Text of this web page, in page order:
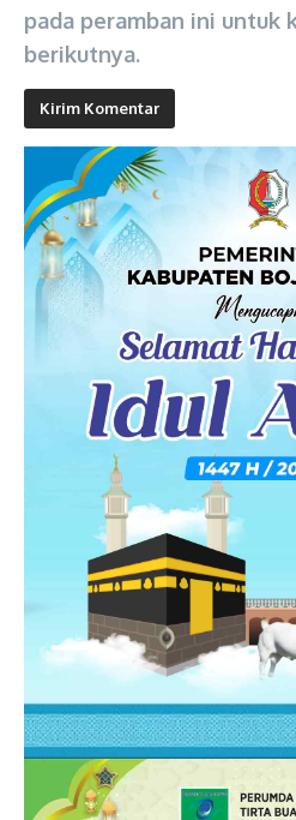
pada peramban ini untuk
berikutnya.